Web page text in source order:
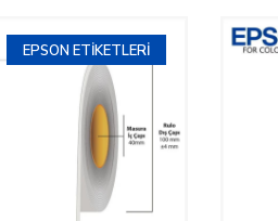
EPSON ETIKETLERI